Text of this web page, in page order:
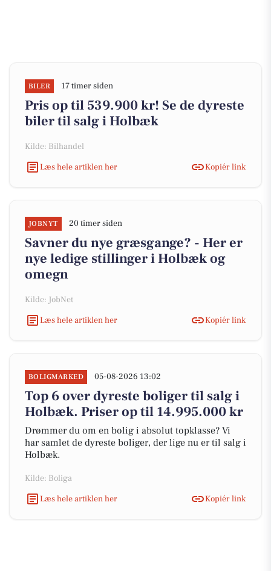
BILER 17 timer siden
Pris op til 539.900 kr! Se de dyreste
biler til salg i Holbæk
Kilde: Bilhandel
Læs hele artiklen her
Kopiér link
JOBNYT 20 timer siden
Savner du nye græsgange? - Her er
nye ledige stillinger i Holbæk og
omegn
Kilde: JobNet
Læs hele artiklen her
Kopiér link
BOLIGMARKED 05-08-2026 13:02
Top 6 over dyreste boliger til salg i
Holbæk. Priser op til 14.995.000 kr
Drømmer du om en bolig i absolut topklasse? Vi
har samlet de dyreste boliger, der lige nu er til salg i
Holbæk.
Kilde: Boliga
Læs hele artiklen her
Kopiér link